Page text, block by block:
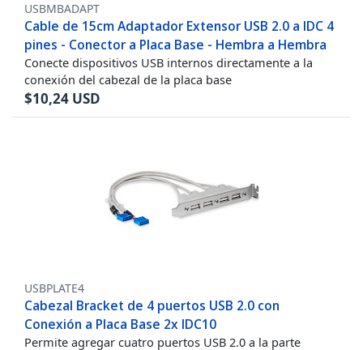
USBMBADAPT
Cable de 15cm Adaptador Extensor USB 2.0 a IDC 4
pines - Conector a Placa Base - Hembra a Hembra
Conecte dispositivos USB internos directamente a la
conexión del cabezal de la placa base
$10,24 USD
USBPLATE4
Cabezal Bracket de 4 puertos USB 2.0 con
Conexión a Placa Base 2x IDC10
Permite agregar cuatro puertos USB 2.0 a la parte